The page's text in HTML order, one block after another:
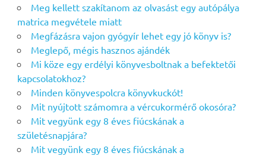
Meg kellett szakítanom az olvasást egy autópálya
matrica megvétele miatt
Megfázásra vajon gyógyír lehet egy jó könyv is?
Meglepő, mégis hasznos ajándék
Mi köze egy erdélyi könyvesboltnak a befektetői
kapcsolatokhoz?
Minden könyvespolcra könyvkuckót!
Mit nyújtott számomra a vércukormérő okosóra?
Mit vegyünk egy 8 éves fiúcskának a
születésnapjára?
Mit vegyünk egy 8 éves fiúcskának a